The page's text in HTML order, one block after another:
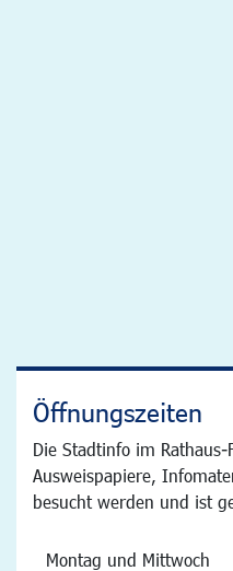
Öffnungszeiten
Die Stadtinfo im
Ausweispapiere,
besucht werden und ist
Montag und Mittwoch